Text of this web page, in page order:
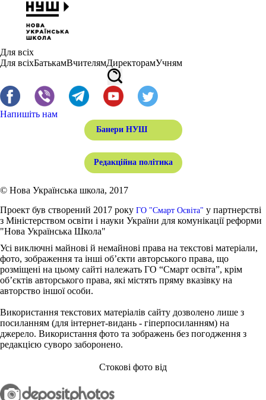
Для всіх
Для всіхБатькамВчителямДиректорамУчням
Напишіть нам
Банери НУШ
Редакційна політика
© Нова Українська школа, 2017
Проект був створений 2017 року ГО "Смарт Освіта" у партнерстві
з Міністерством освіти і науки України для комунікації реформи
"Нова Українська Школа"
Усі виключні майнові й немайнові права на текстові матеріали,
фото, зображення та інші об’єкти авторського права, що
розміщені на цьому сайті належать ГО “Смарт освіта”, крім
об’єктів авторського права, які містять пряму вказівку на
авторство іншої особи.
Використання текстових матеріалів сайту дозволено лише з
посиланням (для інтернет-видань - гіперпосиланням) на
джерело. Використання фото та зображень без погодження з
редакцією суворо заборонено.
Стокові фото від